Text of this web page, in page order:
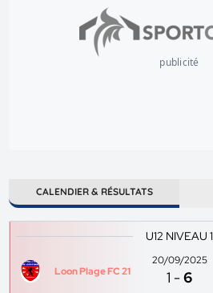
publicité
CALENDIER & RÉSULTATS
U12 NIVEAU 1
Loon Plage FC 21
20/09/2025
1 -6